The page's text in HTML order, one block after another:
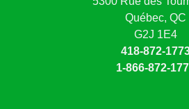
Québec, QC
G2J 1E4
418-872-
1-866-872-